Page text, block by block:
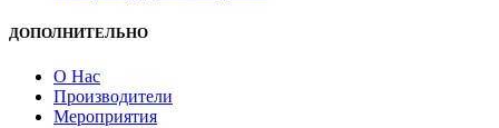
ДОПОЛНИТЕЛЬНО
О Нас
Производители
Мероприятия